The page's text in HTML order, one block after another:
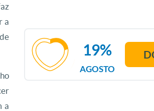
a
a
AGOSTO
19%